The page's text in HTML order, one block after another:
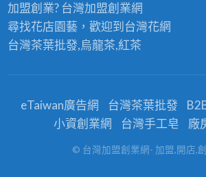
加盟創業? 台灣加盟創業網
尋找花店園藝，歡迎到 台灣花網
台灣茶葉批發,烏龍茶,紅茶
eTaiwan廣告網 台灣茶葉批發
小資創業網
台灣手工皂 廠
© 台灣加盟創業網- 加盟,開店,